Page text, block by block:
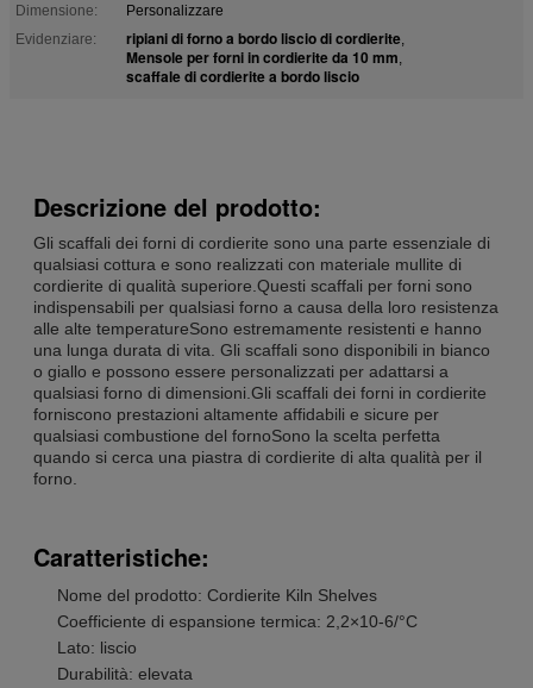
Dimensione:
Personalizzare
Evidenziare:
ripiani di forno a bordo liscio di cordierite,
Mensole per forni in cordierite da 10 mm,
scaffale di cordierite a bordo liscio
Descrizione del prodotto:
Gli scaffali dei forni di cordierite sono una parte essenziale di
qualsiasi cottura e sono realizzati con materiale mullite di
cordierite di qualità superiore.Questi scaffali per forni sono
indispensabili per qualsiasi forno a causa della loro resistenza
alle alte temperatureSono estremamente resistenti e hanno
una lunga durata di vita. Gli scaffali sono disponibili in bianco
o giallo e possono essere personalizzati per adattarsi a
qualsiasi forno di dimensioni.Gli scaffali dei forni in cordierite
forniscono prestazioni altamente affidabili e sicure per
qualsiasi combustione del fornoSono la scelta perfetta
quando si cerca una piastra di cordierite di alta qualità per il
forno.
Caratteristiche:
Nome del prodotto: Cordierite Kiln Shelves
Coefficiente di espansione termica: 2,2×10-6/°C
Lato: liscio
Durabilità: elevata